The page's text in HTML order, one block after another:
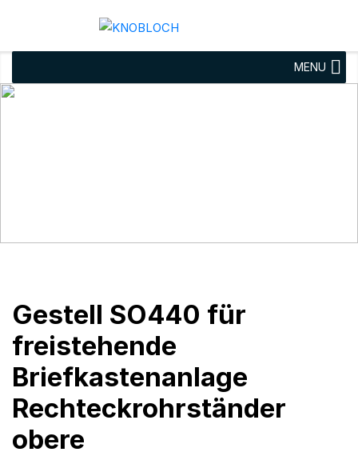
MENU
Gestell SO440 für
freistehende
Briefkastenanlage
Rechteckrohrständer
obere